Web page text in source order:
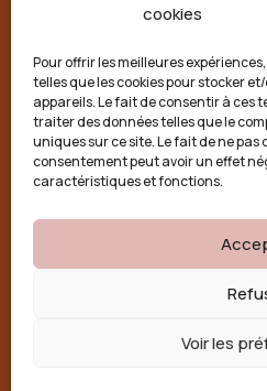
cookies
Pour offrir les meilleures
telles que les cookies pour stocker
appareils. Le fait de consentir à ces
traiter des données telles que le
uniques sur ce site. Le fait de ne
consentement peut avoir un effet
caractéristiques et fonctions.
Voir les
21 route de
Politique de
Conditions